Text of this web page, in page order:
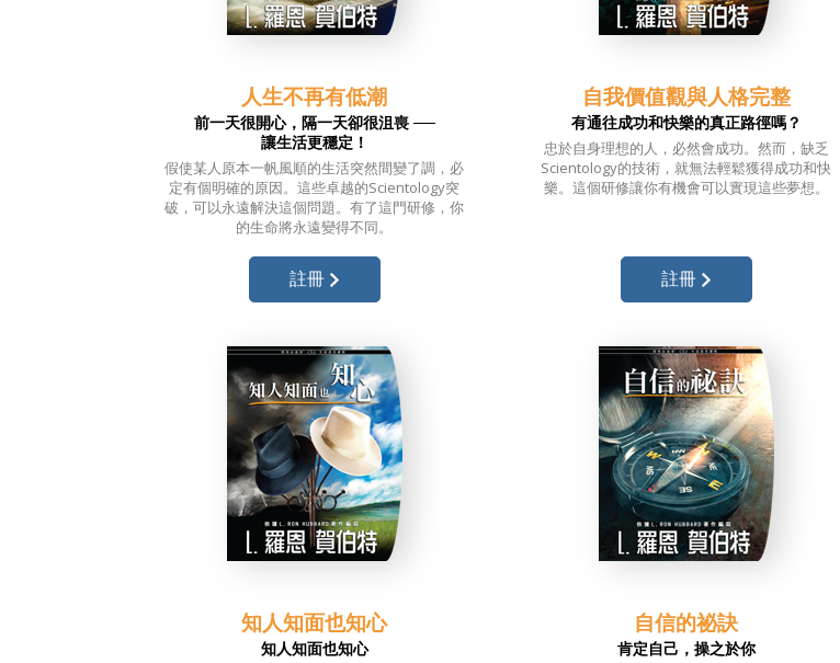
人生不再有低潮
前一天很開心，隔一天卻很沮喪 ──
讓生活更穩定！
假使某人原本一帆風順的生活突然間變了調， 必
定有個明確的原因。這些卓越的Scientology突
破，可以永遠解決這個問題。有了這門研修，你
的生命將永遠變得不同。
註冊
自我價值觀與人格完整
有通往成功和快樂的真正路徑嗎？
忠於自身理想的人，必然會成功。 然而， 缺乏
Scientology的技術，就無法輕鬆獲得成功和快
樂。 這個研修讓你有機會可以實現這些夢想。
註冊
知人知面也知心
知人知面也知心
自信的祕訣
肯定自己，操之於你